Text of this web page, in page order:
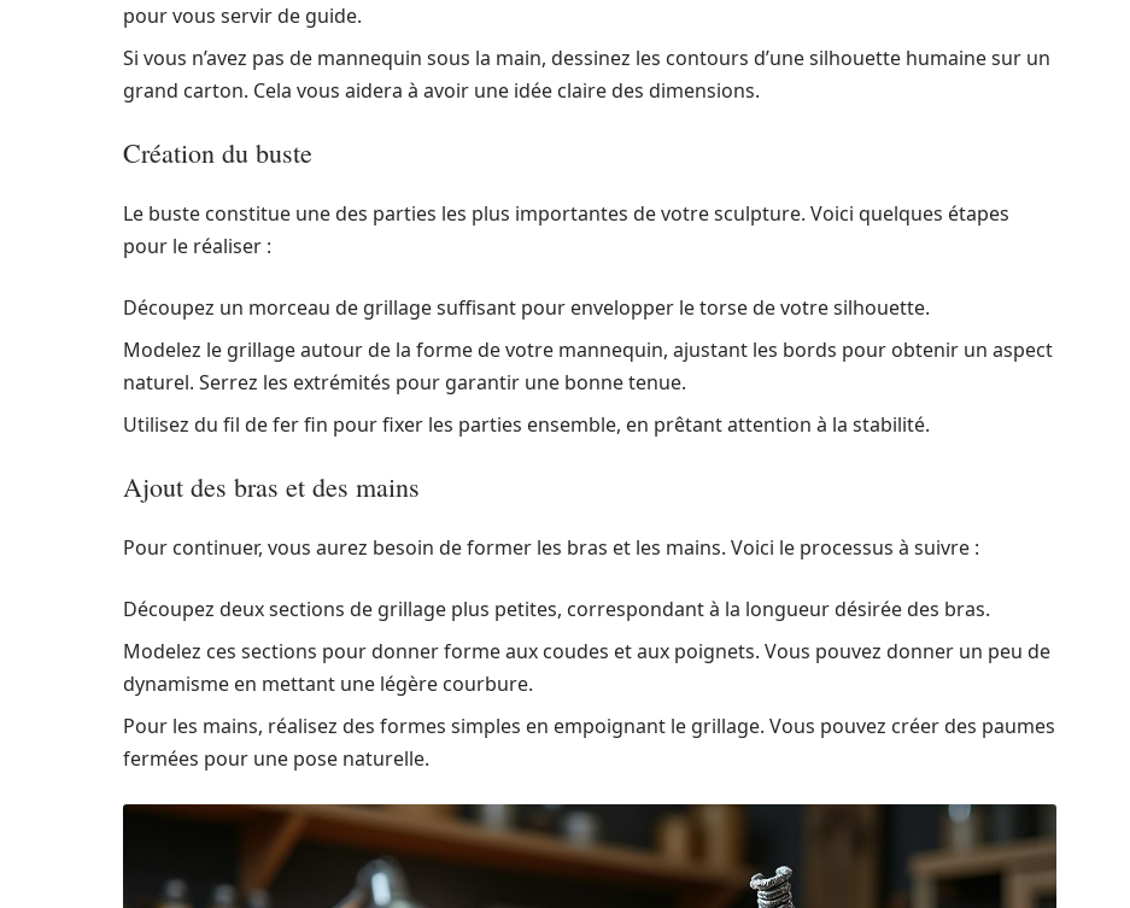
pour vous servir de guide.
Si vous n’avez pas de mannequin sous la main, dessinez les contours d’une silhouette humaine sur un
grand carton. Cela vous aidera à avoir une idée claire des dimensions.
Création du buste
Le buste constitue une des parties les plus importantes de votre sculpture. Voici quelques étapes
pour le réaliser :
Découpez un morceau de grillage suffisant pour envelopper le torse de votre silhouette.
Modelez le grillage autour de la forme de votre mannequin, ajustant les bords pour obtenir un aspect
naturel. Serrez les extrémités pour garantir une bonne tenue.
Utilisez du fil de fer fin pour fixer les parties ensemble, en prêtant attention à la stabilité.
Ajout des bras et des mains
Pour continuer, vous aurez besoin de former les bras et les mains. Voici le processus à suivre :
Découpez deux sections de grillage plus petites, correspondant à la longueur désirée des bras.
Modelez ces sections pour donner forme aux coudes et aux poignets. Vous pouvez donner un peu de
dynamisme en mettant une légère courbure.
Pour les mains, réalisez des formes simples en empoignant le grillage. Vous pouvez créer des paumes
fermées pour une pose naturelle.